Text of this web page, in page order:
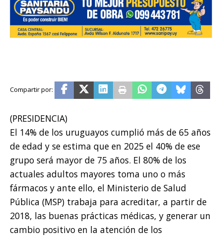
(PRESIDENCIA)
El 14% de los uruguayos cumplió más de 65 años
de edad y se estima que en 2025 el 40% de ese
grupo será mayor de 75 años. El 80% de los
actuales adultos mayores toma uno o más
fármacos y ante ello, el Ministerio de Salud
Pública (MSP) trabaja para acreditar, a partir de
2018, las buenas prácticas médicas, y generar un
cambio positivo en la atención de los